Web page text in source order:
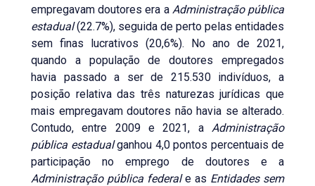
empregavam doutores era a Administração pública
estadual(22.7%), seguida de perto pelas entidades
sem finas lucrativos (20,6%). No ano de 2021,
quando a população de doutores empregados
havia passado a ser de 215.530 indivíduos, a
posição relativa das três naturezas jurídicas que
mais empregavam doutores não havia se alterado.
Contudo, entre 2009 e 2021, a Administração
pública estadualganhou 4,0 pontos percentuais de
participação no emprego de doutores e a
Administração pública federale as Entidades sem